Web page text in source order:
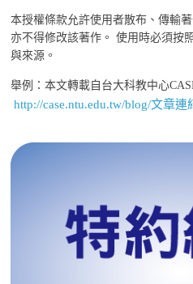
本授權條款允許使用者散布、傳輸
亦不得修改該著作。 使用時必須按
與來源。
舉例：本文轉載自台大科教中心
http://case.ntu.edu.tw/blog/文章連